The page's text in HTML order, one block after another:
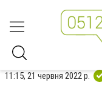
11:15, 21 червня 2022 р.